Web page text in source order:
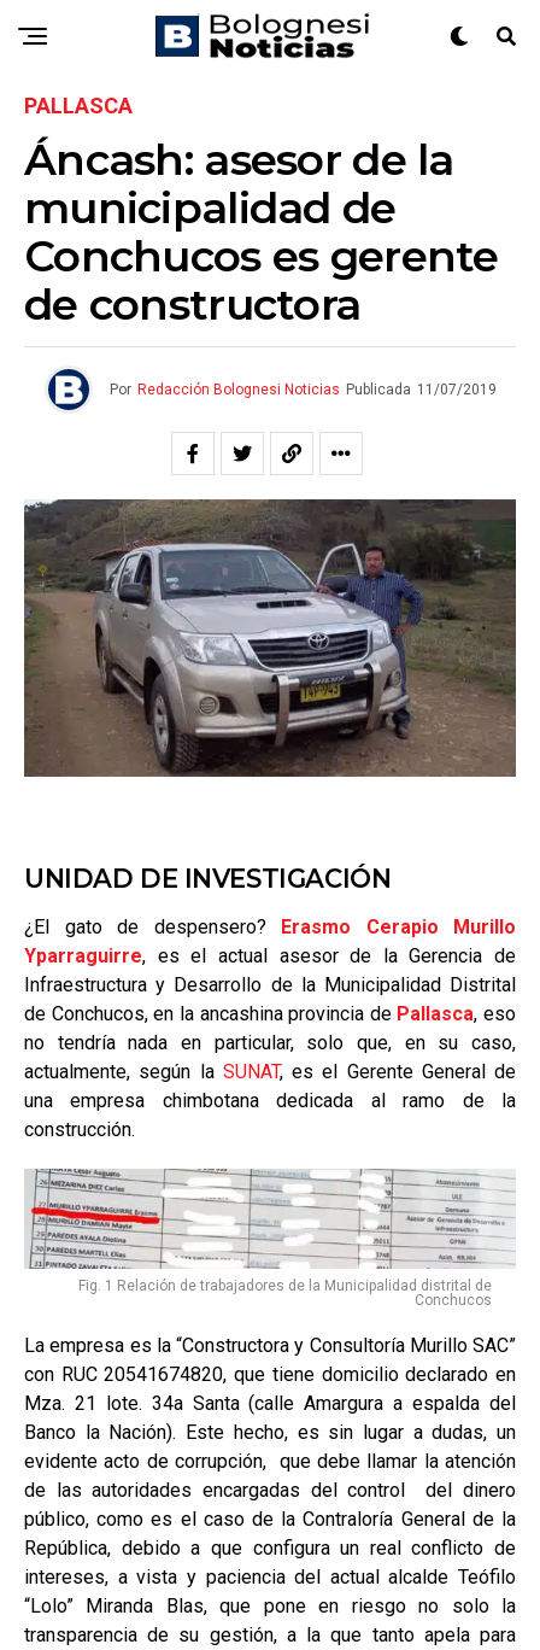
PALLASCA
Áncash: asesor de la
municipalidad de
Conchucos es gerente
de constructora
Por Redacción Bolognesi Noticias Publicada 11/07/2019
UNIDAD DE INVESTIGACIÓN
¿El gato de despensero? Erasmo Cerapio Murillo
Yparraguirre, es el actual asesor de la Gerencia de
Infraestructura y Desarrollo de la Municipalidad Distrital
de Conchucos, en la ancashina provincia de Pallasca, eso
no tendría nada en particular, solo que, en su caso,
actualmente, según la SUNAT, es el Gerente General de
una empresa chimbotana dedicada al ramo de la
construcción.
Fig. 1 Relación de trabajadores de la Municipalidad distrital de
Conchucos
La empresa es la “Constructora y Consultoría Murillo SAC”
con RUC 20541674820, que tiene domicilio declarado en
Mza. 21 lote. 34a Santa (calle Amargura a espalda del
Banco la Nación). Este hecho, es sin lugar a dudas, un
evidente acto de corrupción, que debe llamar la atención
de las autoridades encargadas del control del dinero
público, como es el caso de la Contraloría General de la
República, debido a que configura un real conflicto de
intereses, a vista y paciencia del actual alcalde Teófilo
“Lolo” Miranda Blas, que pone en riesgo no solo la
transparencia de su gestión, a la que tanto apela para